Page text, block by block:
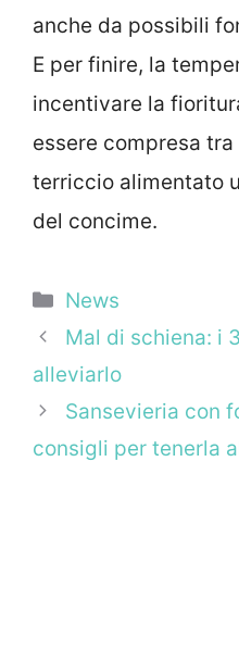
anche da possibili
E per finire, la
incentivare la
essere compresa tra
terriccio alimentato
del concime.
Categorie
News
Mal di schiena: i
alleviarlo
Sansevieria con
consigli per tenerla